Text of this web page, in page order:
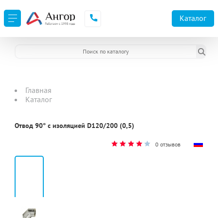
Каталог
Главная
Каталог
Отвод 90° с изоляцией D120/200 (0,5)
0 отзывов